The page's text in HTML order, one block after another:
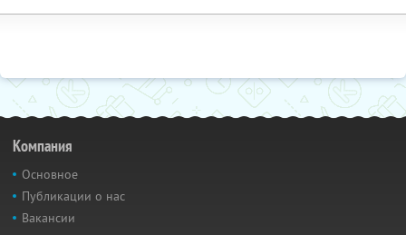
Компания
Основное
Публикации о нас
Вакансии